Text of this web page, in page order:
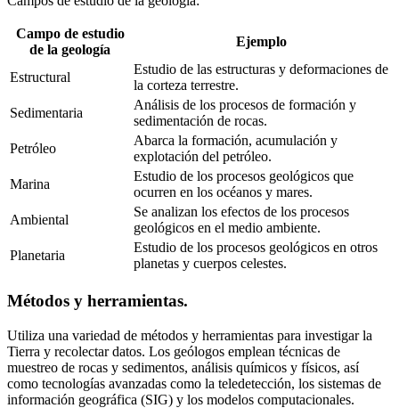
Campo de estudio
de la geología
Ejemplo
Estructural
Estudio de las estructuras y deformaciones de
la corteza terrestre.
Sedimentaria
Análisis de los procesos de formación y
sedimentación de rocas.
Petróleo
Abarca la formación, acumulación y
explotación del petróleo.
Marina
Estudio de los procesos geológicos que
ocurren en los océanos y mares.
Ambiental
Se analizan los efectos de los procesos
geológicos en el medio ambiente.
Planetaria
Estudio de los procesos geológicos en otros
planetas y cuerpos celestes.
Métodos y herramientas.
Utiliza una variedad de métodos y herramientas para investigar la
Tierra y recolectar datos. Los geólogos emplean técnicas de
muestreo de rocas y sedimentos, análisis químicos y físicos, así
como tecnologías avanzadas como la teledetección, los sistemas de
información geográfica (SIG) y los modelos computacionales.